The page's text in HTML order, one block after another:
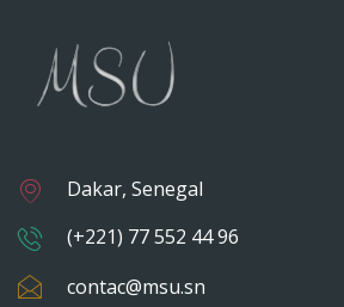
Dakar, Senegal
(+221) 77 552 44 96
contac@msu.sn